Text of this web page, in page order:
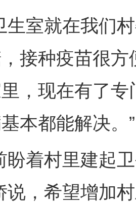
室就在我们村
接种疫苗很方
，现在有了
本都能解决。”
着村里建起卫
说，希望增加